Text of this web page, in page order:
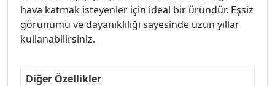
hava katmak isteyenler için ideal bir üründür. Eşsiz
görünümü ve dayanıklılığı sayesinde uzun yıllar
kullanabilirsiniz.
Diğer Özellikler